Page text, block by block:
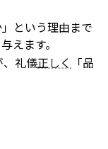
という理由まで
えます。
、礼儀正しく 「品